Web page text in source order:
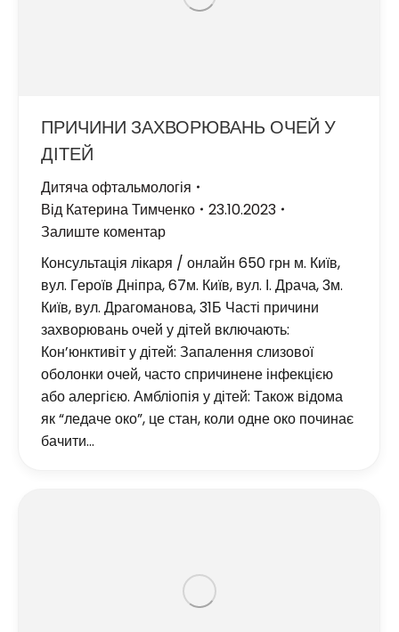
ПРИЧИНИ ЗАХВОРЮВАНЬ ОЧЕЙ У
ДІТЕЙ
Дитяча офтальмологія
Від Катерина Тимченко
23.10.2023
Залиште коментар
Консультація лікаря / онлайн 650 грн м. Київ,
вул. Героїв Дніпра, 67м. Київ, вул. І. Драча, 3м.
Київ, вул. Драгоманова, 31Б Часті причини
захворювань очей у дітей включають:
Кон’юнктивіт у дітей: Запалення слизової
оболонки очей, часто спричинене інфекцією
або алергією. Амбліопія у дітей: Також відома
як “ледаче око”, це стан, коли одне око починає
бачити…